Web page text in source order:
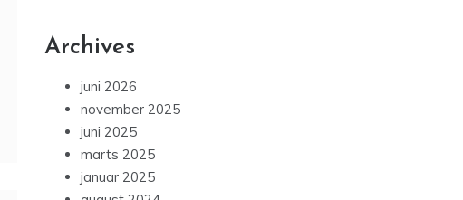
august 2024
april 2024
marts 2024
februar 2024
august 2023
maj 2023
marts 2023
februar 2023